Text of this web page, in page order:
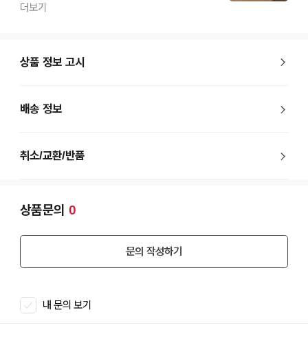
더보기
상품 정보 고시
배송 정보
취소/교환/반품
상품문의 0
문의 작성하기
내 문의 보기